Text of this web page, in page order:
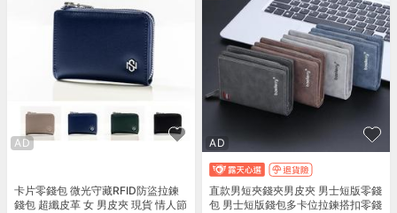
AD
卡片零錢包 微光守藏RFID防盜拉鍊
錢包 超纖皮革 女 男皮夾 現貨 情人節
AD
直款男短夾錢夾男皮夾 男士短版零錢
包 男士短版錢包多卡位拉鍊搭扣零錢